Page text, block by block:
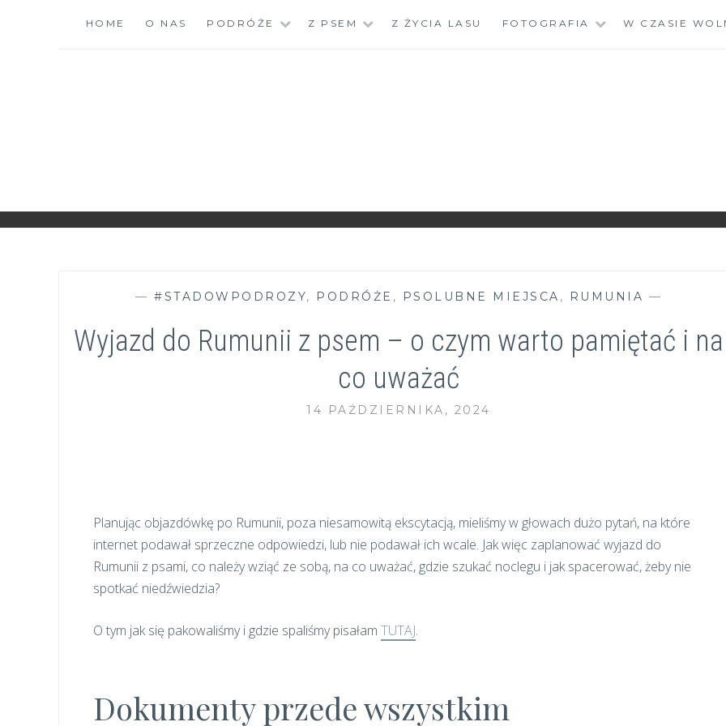
HOME O NAS PODRÓŻE Z PSEM Z ŻYCIA LASU FOTOGRAFIA W CZASIE
— #STADOWPODROZY, PODRÓŻE , PSOLUBNE MIEJSCA , RUMUNIA —
Wyjazd do Rumunii z psem – o czym warto pamiętać i na
co uważać
14 PAŹDZIERNIKA, 2024
Planując objazdówkę po Rumunii, poza niesamowitą ekscytacją, mieliśmy w głowach dużo pytań, na które
internet podawał sprzeczne odpowiedzi, lub nie podawał ich wcale. Jak więc zaplanować wyjazd do
Rumunii z psami, co należy wziąć ze sobą, na co uważać, gdzie szukać noclegu i jak spacerować, żeby nie
spotkać niedźwiedzia?
O tym jak się pakowaliśmy i gdzie spaliśmy pisałam TUTAJ.
Dokumenty przede wszystkim